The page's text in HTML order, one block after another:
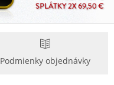
Podmienky objednávky